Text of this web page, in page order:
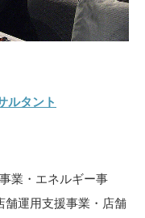
ルタント
業・エネルギー事
舗運用支援事業・店舗